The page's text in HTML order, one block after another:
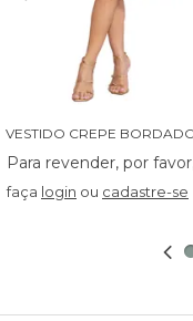
faça login ou cadastre-se